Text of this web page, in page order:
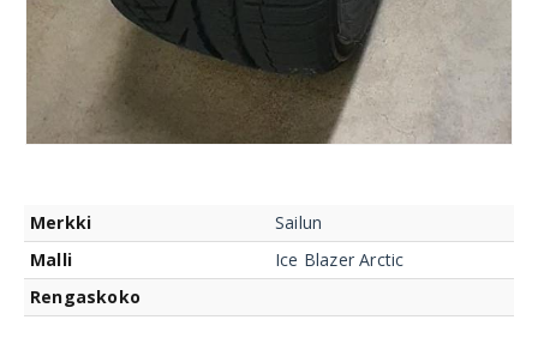
Merkki
Sailun
Malli
Ice Blazer Arctic
Rengaskoko